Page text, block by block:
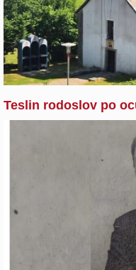
Teslin rodoslov po